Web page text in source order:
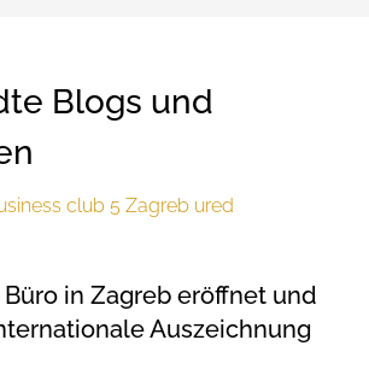
Blogs und
in Zagreb eröffnet und
Auszeichnung